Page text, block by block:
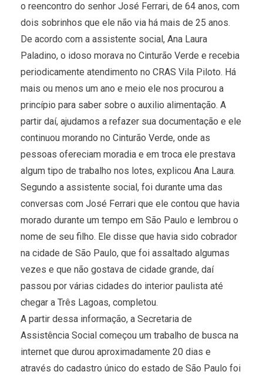
o reencontro do senhor José Ferrari, de 64 anos, com
dois sobrinhos que ele não via há mais de 25 anos.
De acordo com a assistente social, Ana Laura
Paladino, o idoso morava no Cinturão Verde e recebia
periodicamente atendimento no CRAS Vila Piloto. Há
mais ou menos um ano e meio ele nos procurou a
princípio para saber sobre o auxilio alimentação. A
partir daí, ajudamos a refazer sua documentação e ele
continuou morando no Cinturão Verde, onde as
pessoas ofereciam moradia e em troca ele prestava
algum tipo de trabalho nos lotes, explicou Ana Laura.
Segundo a assistente social, foi durante uma das
conversas com José Ferrari que ele contou que havia
morado durante um tempo em São Paulo e lembrou o
nome de seu filho. Ele disse que havia sido cobrador
na cidade de São Paulo, que foi assaltado algumas
vezes e que não gostava de cidade grande, daí
passou por várias cidades do interior paulista até
chegar a Três Lagoas, completou.
A partir dessa informação, a Secretaria de
Assistência Social começou um trabalho de busca na
internet que durou aproximadamente 20 dias e
através do cadastro único do estado de São Paulo foi